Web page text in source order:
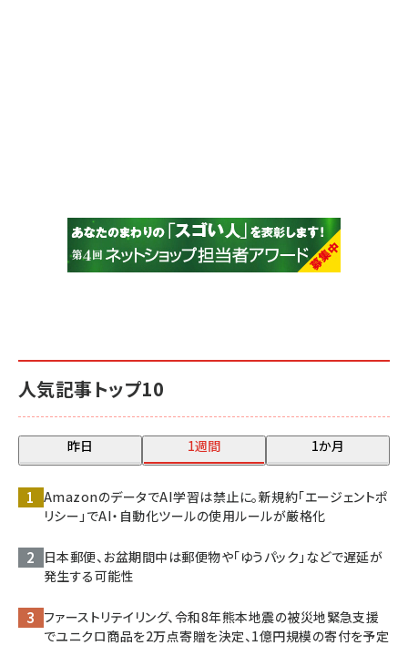
人気記事トップ10
昨日 1週間 1か月
AmazonのデータでAI学習は禁止に。新規約「エージェントポ
リシー」でAI・自動化ツールの使用ルールが厳格化
日本郵便、お盆期間中は郵便物や「ゆうパック」などで遅延が
発生する可能性
ファーストリテイリング、令和8年熊本地震の被災地緊急支援
でユニクロ商品を2万点寄贈を決定、1億円規模の寄付を予定